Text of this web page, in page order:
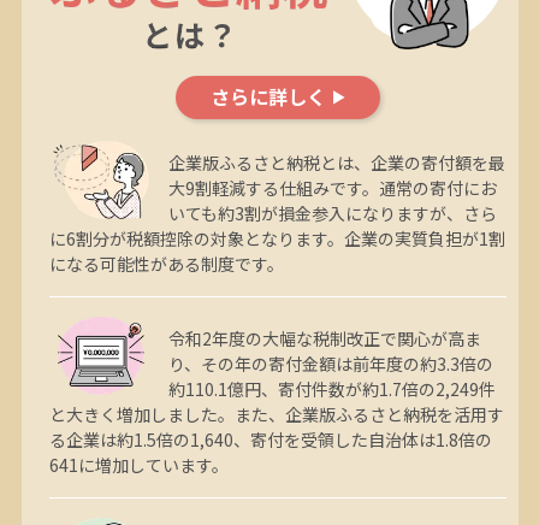
さらに詳しく
企業版ふるさと納税とは、企業の寄付額を最
大9割軽減する仕組みです。通常の寄付にお
いても約3割が損金参入になりますが、さら
に6割分が税額控除の対象となります。企業の実質負担が1割
になる可能性がある制度です。
令和2年度の大幅な税制改正で関心が高ま
り、その年の寄付金額は前年度の約3.3倍の
約110.1億円、寄付件数が約1.7倍の2,249件
と大きく増加しました。また、企業版ふるさと納税を活用す
る企業は約1.5倍の1,640、寄付を受領した自治体は1.8倍の
641に増加しています。